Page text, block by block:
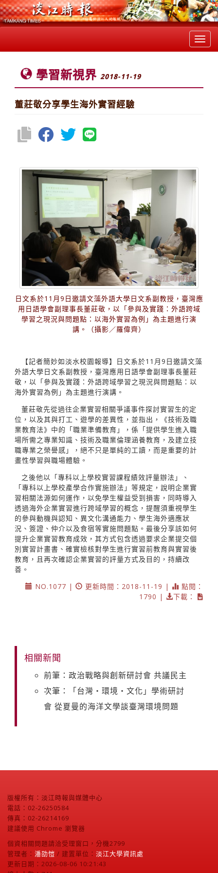
學習新視界 2018-11-19
董莊敬分享學生海外實習經驗
日文系於11月9日邀請文藻外語大學日文系副教授，臺灣應
用日語學會副理事長董莊敬，以「參與及實踐：外語跨域
學習之現況與問題點：以海外實習為例」為主題進行演
講。（攝影／羅偉齊）
【記者簡妙如淡水校園報導】日文系於11月9日邀請文藻
外語大學日文系副教授，臺灣應用日語學會副理事長董莊
敬，以「參與及實踐：外語跨域學習之現況與問題點：以
海外實習為例」為主題進行演講。
董莊敬先從過往企業實習相關爭議事件探討實習生的定
位，以及其與打工、遊學的差異性，並指出，《技術及職
業教育法》中的「職業準備教育」，係「提供學生進入職
場所需之專業知識、技術及職業倫理涵養教育，及建立技
職專業之榮譽感」，絕不只是單純的工讀，而是重要的計
畫性學習與職場體驗。
之後他以「專科以上學校實習課程績效評量辦法」、
「專科以上學校產學合作實施辦法」等規定，說明企業實
習相關法源如何運作，以免學生權益受到損害，同時導入
透過海外企業實習進行跨域學習的概念，提醒須重視學生
的參與動機與認知、異文化溝通能力、學生海外適應狀
況、簽證、仲介以及食宿等實施問題點。最後分享該如何
提升企業實習教育成效，其方式包含透過要求企業提交個
別實習計畫書、確實檢核對學生進行實習前教育與實習後
教育，且再次確認企業實習的評量方式及目的，持續改
善。
NO.1077 |
更新時間：2018-11-19 |
點閱：
1790 |
下載：
相關新聞
前筆：政治戰略與創新研討會 共議民主
次筆：「台灣‧環境‧文化」學術研討
會 從夏曼的海洋文學談臺灣環境問題
版權所有：淡江時報與媒體中心
電話：02-26250584
傳真：02-26214169
建議使用 Chrome 瀏覽器
個資相關問題請洽受理窗口，分機2799
管理者： 潘劭愷 / 建置單位： 淡江大學資訊處
更新日期：2026-08-06 10:21:43